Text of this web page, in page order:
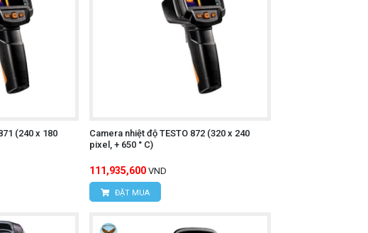
trên bề mặt vật thể.
môi trường khác nhau.
(240 x 180
Camera nhiệt độ TESTO 872 (320 x 240
pixel, + 650 ° C)
111,935,600 VND
ĐẶT MUA